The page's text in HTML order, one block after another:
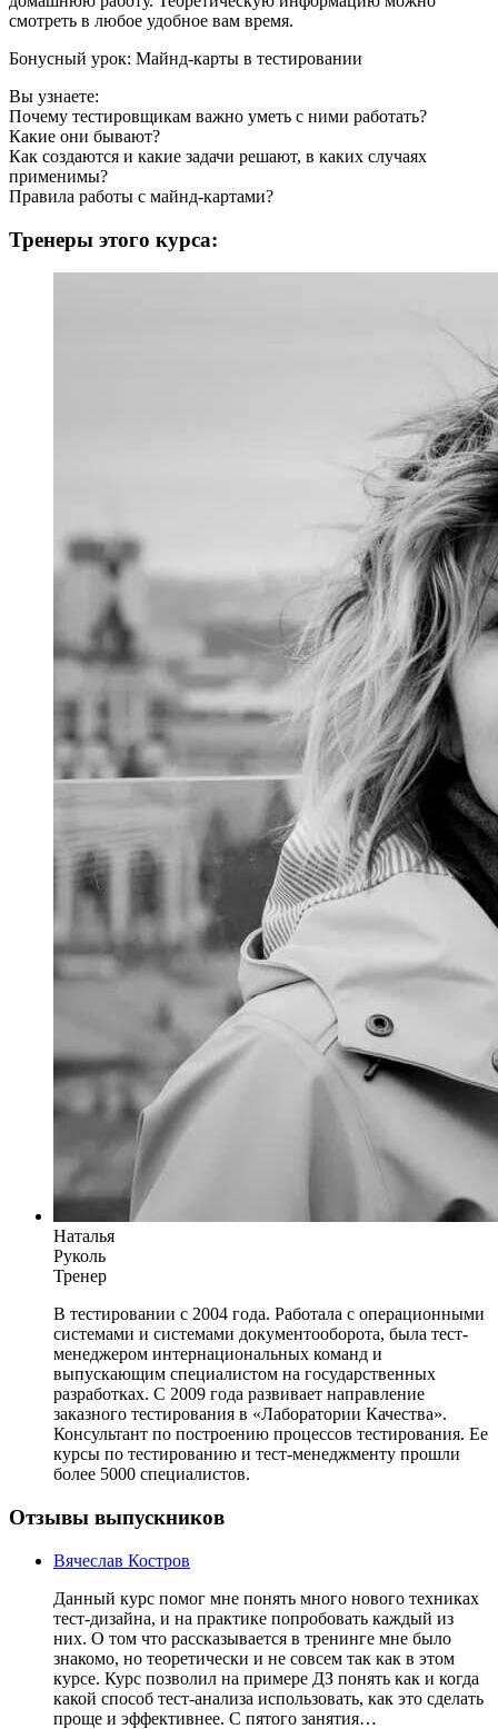
смотреть в любое удобное вам время.
Бонусный урок: Майнд-карты в тестировании
Вы узнаете:
Почему тестировщикам важно уметь с ними работать?
Какие они бывают?
Как создаются и какие задачи решают, в каких случаях
применимы?
Правила работы с майнд-картами?
Тренеры этого курса:
Наталья
Руколь
Тренер
В тестировании с 2004 года. Работала с операционными
системами и системами документооборота, была тест-
менеджером интернациональных команд и
выпускающим специалистом на государственных
разработках. С 2009 года развивает направление
заказного тестирования в «Лаборатории Качества».
Консультант по построению процессов тестирования. Ее
курсы по тестированию и тест-менеджменту прошли
более 5000 специалистов.
Отзывы выпускников
Вячеслав Костров
Данный курс помог мне понять много нового техниках
тест-дизайна, и на практике попробовать каждый из
них. О том что рассказывается в тренинге мне было
знакомо, но теоретически и не совсем так как в этом
курсе. Курс позволил на примере ДЗ понять как и когда
какой способ тест-анализа использовать, как это сделать
проще и эффективнее. С пятого занятия…